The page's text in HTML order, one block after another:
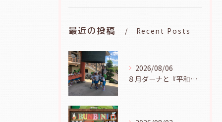
最近の投稿 Recent Posts
2026/08/06
８月ダーナと『平和の鐘を鳴らそう』（幼児組、８月６日）